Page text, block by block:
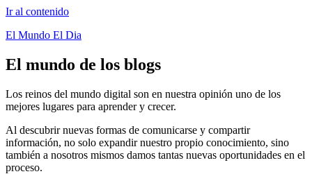
Ir al contenido
El Mundo El Dia
El mundo de los blogs
Los reinos del mundo digital son en nuestra opinión uno de los
mejores lugares para aprender y crecer.
Al descubrir nuevas formas de comunicarse y compartir
información, no solo expandir nuestro propio conocimiento, sino
también a nosotros mismos damos tantas nuevas oportunidades en el
proceso.